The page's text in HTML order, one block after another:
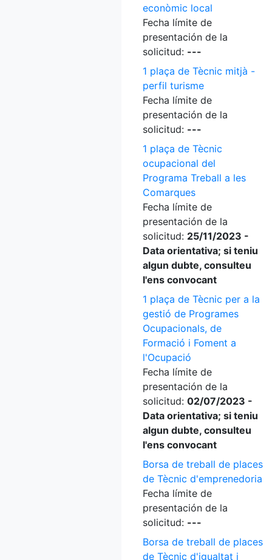
econòmic local
Fecha límite de
presentación de la
solicitud: ---
1 plaça de Tècnic mitjà -
perfil turisme
Fecha límite de
presentación de la
solicitud: ---
1 plaça de Tècnic
ocupacional del
Programa Treball a les
Comarques
Fecha límite de
presentación de la
solicitud: 25/11/2023 -
Data orientativa; si teniu
algun dubte, consulteu
l'ens convocant
1 plaça de Tècnic per a la
gestió de Programes
Ocupacionals, de
Formació i Foment a
l'Ocupació
Fecha límite de
presentación de la
solicitud: 02/07/2023 -
Data orientativa; si teniu
algun dubte, consulteu
l'ens convocant
Borsa de treball de places
de Tècnic d'emprenedoria
Fecha límite de
presentación de la
solicitud: ---
Borsa de treball de places
de Tècnic d'igualtat i